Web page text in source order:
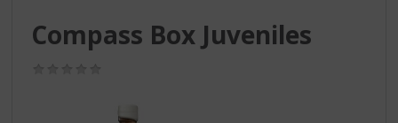
Compass Box Juveniles